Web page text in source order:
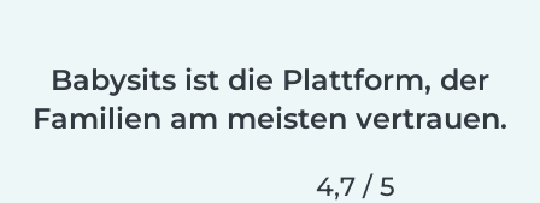
Babysits ist die Plattform, der
Familien am meisten vertrauen.
4,7 / 5